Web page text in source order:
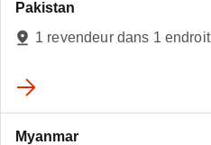
Pakistan
1 revendeur dans 1 endroit
Myanmar